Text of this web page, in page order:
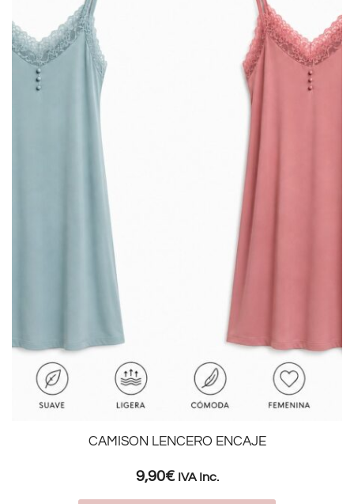
CAMISON LENCERO ENCAJE
9,90€ IVA Inc.